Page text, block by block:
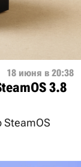
18 июня в 20:38
3.8
SteamOS